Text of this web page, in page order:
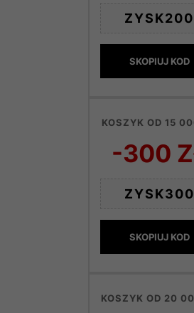
ZYSK200
SKOPIUJ KOD
KOSZYK OD 15
-300
ZYSK300
SKOPIUJ KOD
KOSZYK OD 20